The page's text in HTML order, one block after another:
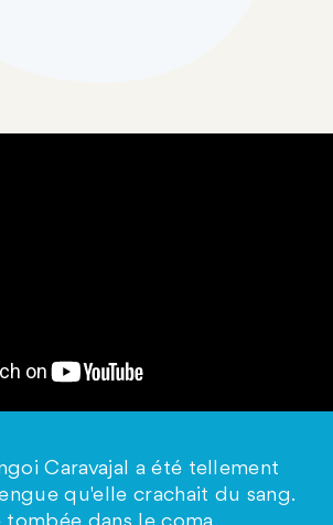
Caravajal a été tellement
qu'elle crachait du sang.